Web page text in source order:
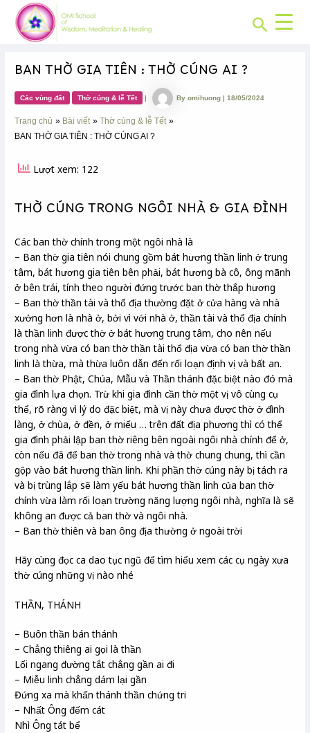
content
Search
BAN THỜ GIA TIÊN : THỜ CÚNG AI ?
Các vùng đất Thờ cúng & lễ Tết | Byomihuong|18/05/2024
Trang chủ Bài viết
Thờ cúng & lễ Tết
BAN THỜ GIA TIÊN : THỜ CÚNG AI ?
Lượt xem: 122
THỜ CÚNG TRONG NGÔI NHÀ & GIA ĐÌNH
Các ban thờ chính trong một ngôi nhà là
– Ban thờ gia tiên nói chung gồm bát hương thần linh ở trung
tâm, bát hương gia tiên bên phải, bát hương bà cô, ông mãnh
ở bên trái, tính theo người đứng trước ban thờ thắp hương
– Ban thờ thần tài và thổ địa thường đặt ở cửa hàng và nhà
xưởng hơn là nhà ở, bởi vì với nhà ở, thần tài và thổ địa chính
là thần linh được thờ ở bát hương trung tâm, cho nên nếu
trong nhà vừa có ban thờ thần tài thổ địa vừa có ban thờ thần
linh là thừa, mà thừa luôn dẫn đến rối loạn định vị và bất an.
– Ban thờ Phật, Chúa, Mẫu và Thần thánh đặc biệt nào đó mà
gia đình lựa chọn. Trừ khi gia đình cần thờ một vị vô cùng cụ
thể, rõ ràng vì lý do đặc biệt, mà vị này chưa được thờ ở đình
làng, ở chùa, ở đền, ở miếu … trên đất địa phương thì có thể
gia đình phải lập ban thờ riêng bên ngoài ngôi nhà chính để ở,
còn nếu đã để ban thờ trong nhà và thờ chung chung, thì cần
gộp vào bát hương thần linh. Khi phần thờ cúng này bị tách ra
và bị trùng lắp sẽ làm yếu bát hương thần linh của ban thờ
chính vừa làm rối loạn trường năng lượng ngôi nhà, nghĩa là sẽ
không an được cả ban thờ và ngôi nhà.
– Ban thờ thiên và ban ông địa thường ở ngoài trời
Hãy cùng đọc ca dao tục ngũ để tìm hiểu xem các cụ ngày xưa
thờ cúng những vị nào nhé
THẦN, THÁNH
– Buôn thần bán thánh
– Chẳng thiêng ai gọi là thần
Lối ngang đường tắt chẳng gần ai đi
– Miễu linh chẳng dám lại gần
Đứng xa mà khấn thánh thần chứng tri
– Nhất Ông đếm cát
Nhì Ông tát bể
Post
navigation
CHUYÊN
MỤC: